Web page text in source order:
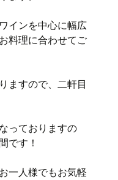
インを中心に幅広
料理に合わせてご
ますので、二軒目
っておりますの
です！
一人様でもお気軽